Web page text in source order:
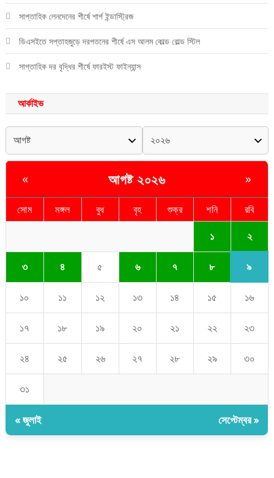
সাপ্তাহিক লেনদেনের শীর্ষে শার্প ইন্ডাস্ট্রিজ
ডিএসইতে সপ্তাহজুড়ে দরপতনের শীর্ষে এস আলম কোল্ড রোল্ড স্টিল
সাপ্তাহিক দর বৃদ্ধির শীর্ষে ফারইস্ট ফাইন্যান্স
আর্কাইভ
« আগষ্ট ২০২৬ »
সোম মঙ্গল বুধ বৃহ শুক্র শনি রবি
১ ২
৩ ৪ ৫ ৬ ৭ ৮ ৯
১০ ১১ ১২ ১৩ ১৪ ১৫ ১৬
১৭ ১৮ ১৯ ২০ ২১ ২২ ২৩
২৪ ২৫ ২৬ ২৭ ২৮ ২৯ ৩০
৩১
« জুলাই সেপ্টেম্বর »